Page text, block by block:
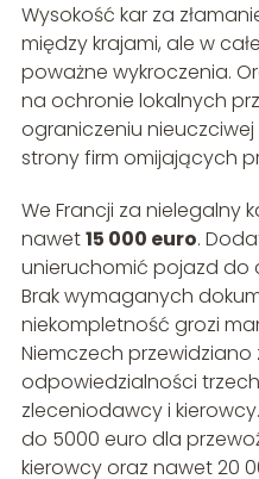
Wysokość kar za
między krajami, ale w
poważne wykroczenia.
na ochronie lokalnych
ograniczeniu
strony firm omijających
We Francji za nielegalny
nawet15 000 euro.
unieruchomić pojazd do
Brak wymaganych
niekompletność grozi
Niemczech przewidziano
odpowiedzialności
zleceniodawcy i
do 5000 euro dla
kierowcy oraz nawet 20